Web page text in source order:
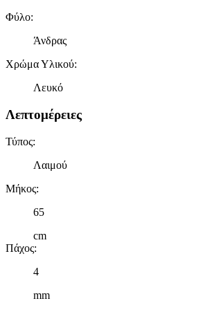
Φύλο:
Άνδρας
Χρώμα Υλικού:
Λευκό
Λεπτομέρειες
Τύπος:
Λαιμού
Μήκος:
65
cm
Πάχος:
4
mm